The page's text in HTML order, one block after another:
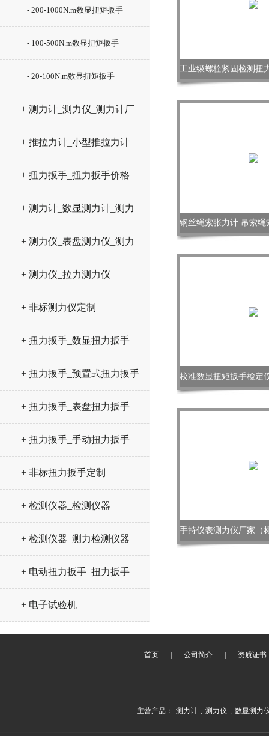
- 200-1000N.m数显扭矩扳手
- 100-500N.m数显扭矩扳手
- 20-100N.m数显扭矩扳手
+ 测力计_测力仪_测力计厂
家
+ 推拉力计_小型推拉力计
+ 扭力扳手_扭力扳手价格
+ 测力计_数显测力计_测力
仪
+ 测力仪_表盘测力仪_测力
计
+ 测力仪_拉力测力仪
+ 非标测力仪定制
+ 扭力扳手_数显扭力扳手
+ 扭力扳手_预置式扭力扳手
+ 扭力扳手_表盘扭力扳手
+ 扭力扳手_手动扭力扳手
+ 非标扭力扳手定制
+ 检测仪器_检测仪器
+ 检测仪器_测力检测仪器
+ 电动扭力扳手_扭力扳手
+ 电子试验机
首页 公司简介 资质证书
主营产品： 测力计 , 测力仪 , 数显测力